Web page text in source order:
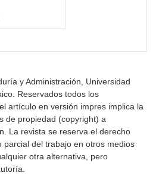
y Administración, Universidad
Reservados todos los
artículo en versión impres implica la
de propiedad (copyright) a
La revista se reserva el derecho
parcial del trabajo en otros medios
otra alternativa, pero